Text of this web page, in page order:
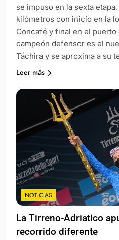
se impuso en la sexta
kilómetros con inicio en la
Concafé y final en el puerto
campeón defensor es el
Táchira y se aproxima a su
Leer más
NOTICIAS
La Tirreno-Adriatico
recorrido diferente